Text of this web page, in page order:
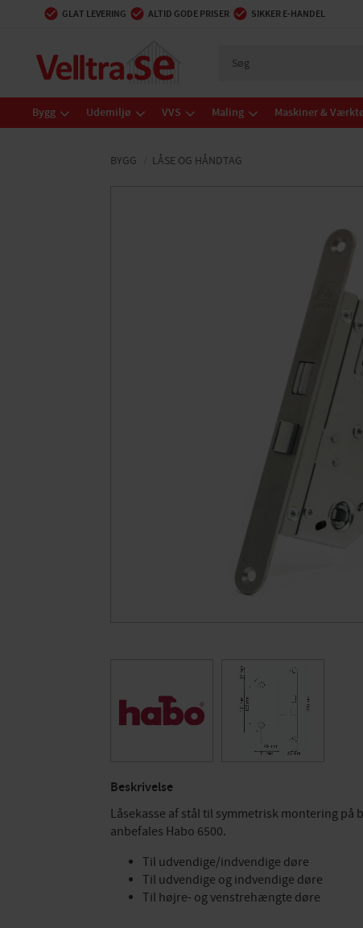
GLAT LEVERING ALTID GODE PRISER SIKKER E-HANDEL
Bygg Udemiljø VVS Maling Maskiner &
BYGG LÅSE OG HÅNDTAG
Beskrivelse
Låsekasse af stål til symmetrisk montering
anbefales Habo 6500.
Til udvendige/indvendige døre
Til udvendige og indvendige døre
Til højre- og venstrehængte døre